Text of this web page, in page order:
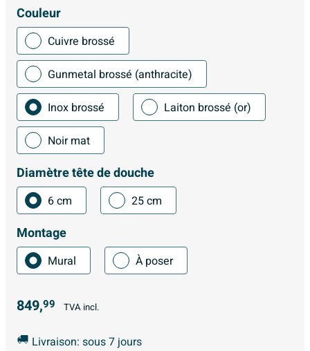
Couleur
Cuivre brossé
Gunmetal brossé (anthracite)
Inox brossé
Laiton brossé (or)
Noir mat
Diamètre tête de douche
6 cm 25 cm
Montage
Mural À poser
849,99 TVA incl.
Livraison: sous 7 jours